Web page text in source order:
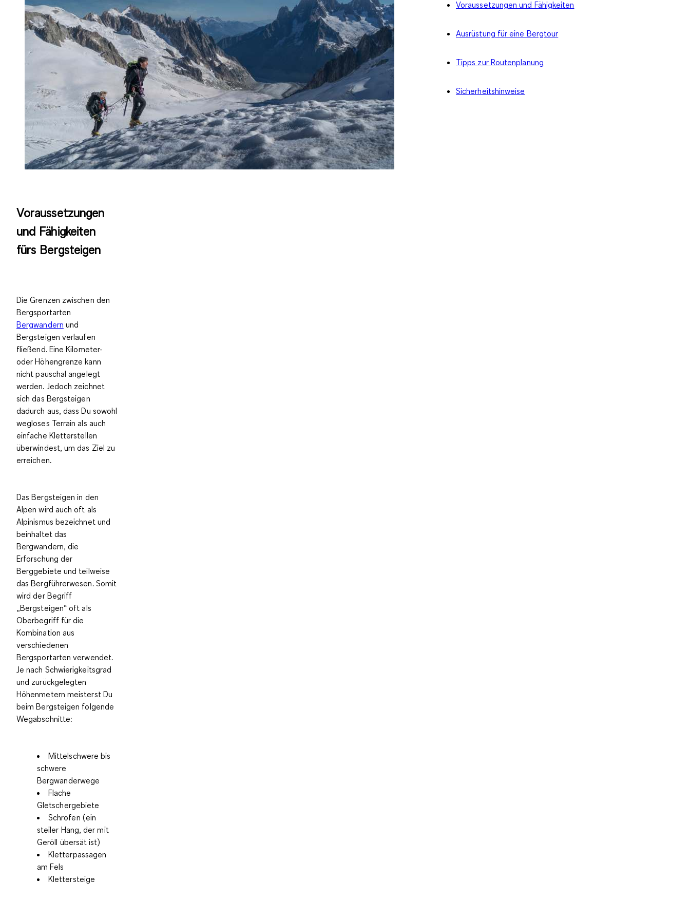
Voraussetzungen und Fähigkeiten
Ausrüstung für eine Bergtour
Tipps zur Routenplanung
Sicherheitshinweise
Voraussetzungen
und Fähigkeiten
fürs Bergsteigen
Die Grenzen zwischen den
Bergsportarten
Bergwandern und
Bergsteigen verlaufen
fließend. Eine Kilometer-
oder Höhengrenze kann
nicht pauschal angelegt
werden. Jedoch zeichnet
sich das Bergsteigen
dadurch aus, dass Du sowohl
wegloses Terrain als auch
einfache Kletterstellen
überwindest, um das Ziel zu
erreichen.
Das Bergsteigen in den
Alpen wird auch oft als
Alpinismus bezeichnet und
beinhaltet das
Bergwandern, die
Erforschung der
Berggebiete und teilweise
das Bergführerwesen. Somit
wird der Begriff
„Bergsteigen“ oft als
Oberbegriff für die
Kombination aus
verschiedenen
Bergsportarten verwendet.
Je nach Schwierigkeitsgrad
und zurückgelegten
Höhenmetern meisterst Du
beim Bergsteigen folgende
Wegabschnitte:
Mittelschwere bis
schwere
Bergwanderwege
Flache
Gletschergebiete
Schrofen (ein
steiler Hang, der mit
Geröll übersät ist)
Kletterpassagen
am Fels
Klettersteige